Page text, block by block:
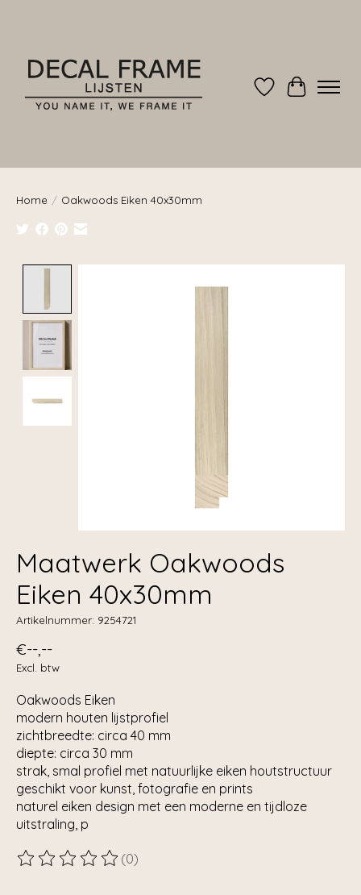
Verlanglijst
Home / Oakwoods Eiken 40x30mm
Maatwerk Oakwoods
Eiken 40x30mm
Artikelnummer: 9254721
€--,--
Excl. btw
Oakwoods Eiken
modern houten lijstprofiel
zichtbreedte: circa 40 mm
diepte: circa 30 mm
strak, smal profiel met natuurlijke eiken houtstructuur
geschikt voor kunst, fotografie en prints
naturel eiken design met een moderne en tijdloze
uitstraling, p
De beoordeling van dit product is
(0)